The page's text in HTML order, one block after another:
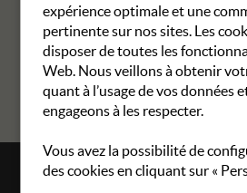
expérience optimale et une
pertinente sur nos sites. Les
disposer de toutes les
Web. Nous veillons à obtenir
quant à l’usage de vos données
engageons à les respecter.
Vous avez la possibilité de
des cookies en cliquant sur «